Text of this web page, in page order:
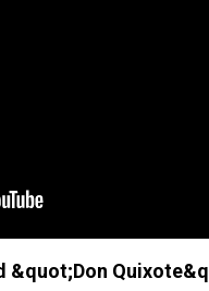
&quot;Don